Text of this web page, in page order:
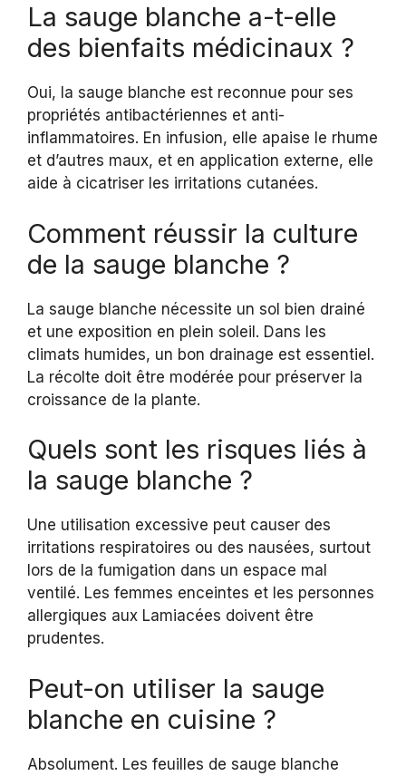
La sauge blanche a-t-elle
des bienfaits médicinaux ?
Oui, la sauge blanche est reconnue pour ses
propriétés antibactériennes et anti-
inflammatoires. En infusion, elle apaise le rhume
et d’autres maux, et en application externe, elle
aide à cicatriser les irritations cutanées.
Comment réussir la culture
de la sauge blanche ?
La sauge blanche nécessite un sol bien drainé
et une exposition en plein soleil. Dans les
climats humides, un bon drainage est essentiel.
La récolte doit être modérée pour préserver la
croissance de la plante.
Quels sont les risques liés à
la sauge blanche ?
Une utilisation excessive peut causer des
irritations respiratoires ou des nausées, surtout
lors de la fumigation dans un espace mal
ventilé. Les femmes enceintes et les personnes
allergiques aux Lamiacées doivent être
prudentes.
Peut-on utiliser la sauge
blanche en cuisine ?
Absolument. Les feuilles de sauge blanche